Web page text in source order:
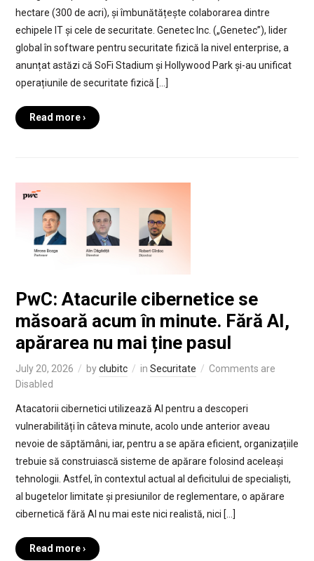
hectare (300 de acri), și îmbunătățește colaborarea dintre
echipele IT și cele de securitate. Genetec Inc. („Genetec”), lider
global în software pentru securitate fizică la nivel enterprise, a
anunțat astăzi că SoFi Stadium și Hollywood Park și-au unificat
operațiunile de securitate fizică […]
Read more ›
PwC: Atacurile cibernetice se
măsoară acum în minute. Fără AI,
apărarea nu mai ține pasul
July 20, 2026 byclubitc in Securitate
Comments are
Disabled
Atacatorii cibernetici utilizează AI pentru a descoperi
vulnerabilități în câteva minute, acolo unde anterior aveau
nevoie de săptămâni, iar, pentru a se apăra eficient, organizațiile
trebuie să construiască sisteme de apărare folosind aceleași
tehnologii. Astfel, în contextul actual al deficitului de specialiști,
al bugetelor limitate și presiunilor de reglementare, o apărare
cibernetică fără AI nu mai este nici realistă, nici […]
Read more ›